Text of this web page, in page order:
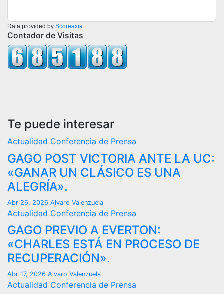
Data provided by Scoreaxis
Contador de Visitas
Te puede interesar
Actualidad Conferencia de Prensa
GAGO POST VICTORIA ANTE LA UC:
«GANAR UN CLÁSICO ES UNA
ALEGRÍA».
Abr 26, 2026 Alvaro Valenzuela
Actualidad Conferencia de Prensa
GAGO PREVIO A EVERTON:
«CHARLES ESTÁ EN PROCESO DE
RECUPERACIÓN».
Abr 17, 2026 Alvaro Valenzuela
Actualidad Conferencia de Prensa